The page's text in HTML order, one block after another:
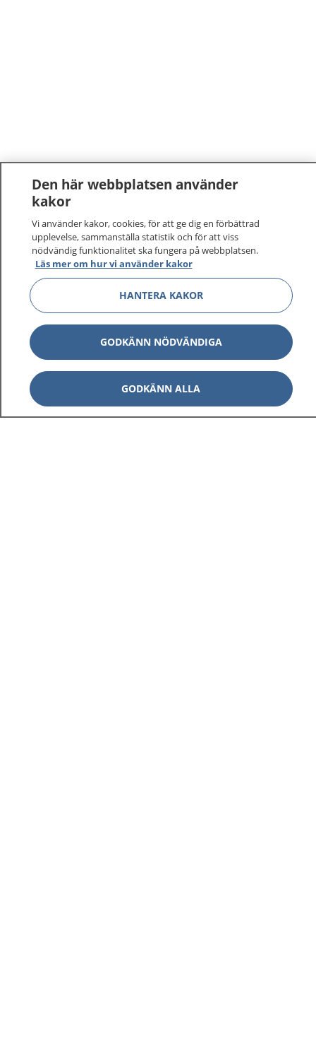
Den här webbplatsen använder
kakor
Vi använder kakor, cookies, för att ge dig en förbättrad
upplevelse, sammanställa statistik och för att viss
nödvändig funktionalitet ska fungera på webbplatsen.
Läs mer om hur vi använder kakor
HANTERA KAKOR
GODKÄNN NÖDVÄNDIGA
GODKÄNN ALLA